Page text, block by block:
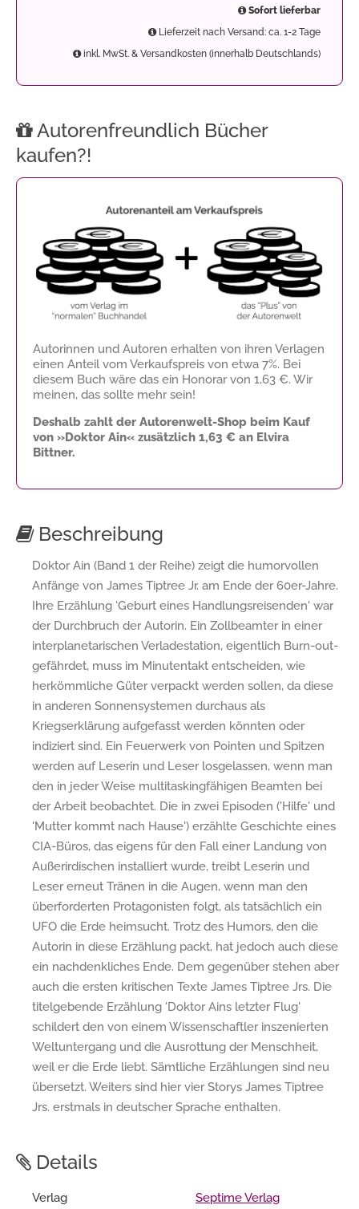
Sofort lieferbar
Lieferzeit nach Versand: ca. 1-2 Tage
inkl. MwSt. & Versandkosten (innerhalb Deutschlands)
Autorenfreundlich Bücher
kaufen?!
Autorinnen und Autoren erhalten von ihren Verlagen
einen Anteil vom Verkaufspreis von etwa 7%. Bei
diesem Buch wäre das ein Honorar von 1,63 €. Wir
meinen, das sollte mehr sein!
Deshalb zahlt der Autorenwelt-Shop beim Kauf
von »Doktor Ain« zusätzlich 1,63 € an Elvira
Bittner.
Beschreibung
Doktor Ain (Band 1 der Reihe) zeigt die humorvollen
Anfänge von James Tiptree Jr. am Ende der 60er-Jahre.
Ihre Erzählung 'Geburt eines Handlungsreisenden' war
der Durchbruch der Autorin. Ein Zollbeamter in einer
interplanetarischen Verladestation, eigentlich Burn-out-
gefährdet, muss im Minutentakt entscheiden, wie
herkömmliche Güter verpackt werden sollen, da diese
in anderen Sonnensystemen durchaus als
Kriegserklärung aufgefasst werden könnten oder
indiziert sind. Ein Feuerwerk von Pointen und Spitzen
werden auf Leserin und Leser losgelassen, wenn man
den in jeder Weise multitaskingfähigen Beamten bei
der Arbeit beobachtet. Die in zwei Episoden ('Hilfe' und
'Mutter kommt nach Hause') erzählte Geschichte eines
CIA-Büros, das eigens für den Fall einer Landung von
Außerirdischen installiert wurde, treibt Leserin und
Leser erneut Tränen in die Augen, wenn man den
überforderten Protagonisten folgt, als tatsächlich ein
UFO die Erde heimsucht. Trotz des Humors, den die
Autorin in diese Erzählung packt, hat jedoch auch diese
ein nachdenkliches Ende. Dem gegenüber stehen aber
auch die ersten kritischen Texte James Tiptree Jrs. Die
titelgebende Erzählung 'Doktor Ains letzter Flug'
schildert den von einem Wissenschaftler inszenierten
Weltuntergang und die Ausrottung der Menschheit,
weil er die Erde liebt. Sämtliche Erzählungen sind neu
übersetzt. Weiters sind hier vier Storys James Tiptree
Jrs. erstmals in deutscher Sprache enthalten.
Details
Verlag Septime Verlag